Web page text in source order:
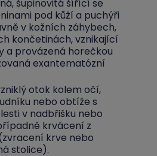
šupinovitá šířící se
pod kůží a puchýři
v kožních záhybech,
končetinách, vznikající
a provázená horečkou
exantematózní
otok kolem očí,
nebo obtíže s
v nadbřišku nebo
krvácení z
krve nebo
stolice).